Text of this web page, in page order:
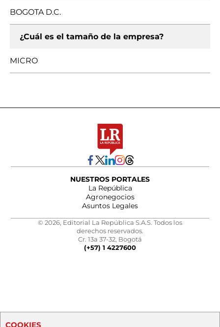
BOGOTA D.C.
¿Cuál es el tamaño de la empresa?
MICRO
NUESTROS PORTALES
La República
Agronegocios
Asuntos Legales
© 2026, Editorial La República S.A.S. Todos los
derechos reservados.
Cr. 13a 37-32, Bogotá
(+57) 1 4227600
COOKIES